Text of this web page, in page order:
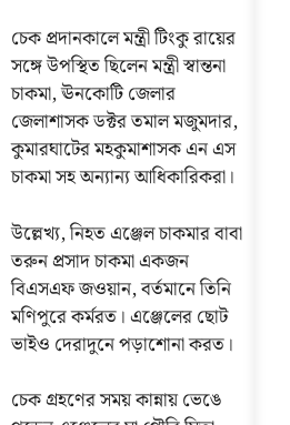
চেক প্রদানকালে মন্ত্রী টিংকু রায়ের
সঙ্গে উপস্থিত ছিলেন মন্ত্রী স্বান্তনা
চাকমা, ঊনকোটি জেলার
জেলাশাসক ডক্টর তমাল মজুমদার,
কুমারঘাটের মহকুমাশাসক এন এস
চাকমা সহ অন্যান্য আধিকারিকরা।
উল্লেখ্য, নিহত এঞ্জেল চাকমার বাবা
তরুন প্রসাদ চাকমা একজন
বিএসএফ জওয়ান, বর্তমানে তিনি
মণিপুরে কর্মরত। এঞ্জেলের ছোট
ভাইও দেরাদুনে পড়াশোনা করত।
চেক গ্রহণের সময় কান্নায় ভেঙে